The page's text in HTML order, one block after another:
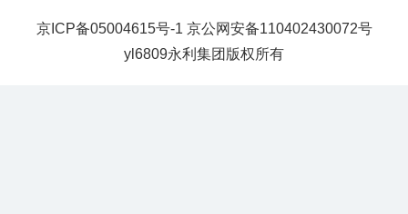
京ICP备05004615号-1 京公网安备110402430072号
yl6809永利集团版权所有